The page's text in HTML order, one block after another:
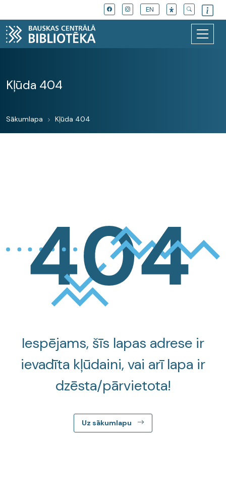
EN
Kļūda 404
Sākumlapa Kļūda 404
Iespējams, šīs lapas adrese ir
ievadīta kļūdaini, vai arī lapa ir
dzēsta/pārvietota!
Uz sākumlapu